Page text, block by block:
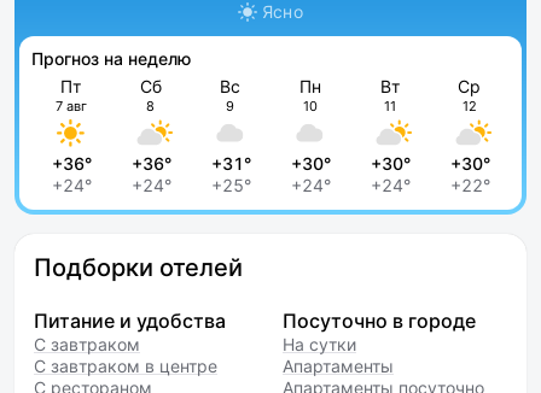
Ясно
Прогноз на неделю
Пт
7 авг
+36°
+24°
Сб
8
+36°
+24°
Вс
9
+31°
+25°
Пн
10
+30°
+24°
Вт
11
+30°
+24°
Ср
12
+30°
+22°
Подборки отелей
Питание и удобства
С завтраком
С завтраком в центре
С рестораном
Посуточно в городе
На сутки
Апартаменты
Апартаменты посуточно